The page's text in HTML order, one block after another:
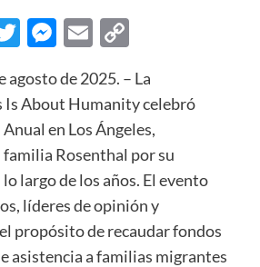
Twitter
Messenger
EmailCopy
agosto de 2025. – La
Is About Humanity celebró
Anual en Los Ángeles,
familia Rosenthal por su
largo de los años. El evento
líderes de opinión y
propósito de recaudar fondos
asistencia a familias migrantes